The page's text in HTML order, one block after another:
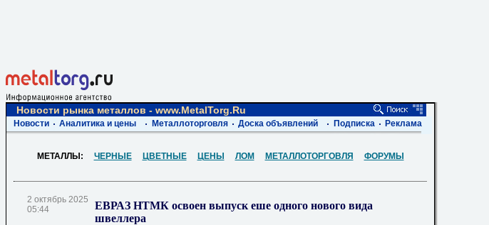
Новости рынка металлов - www.MetalTorg.Ru
Новости Аналитика и цены Металлоторговля Доска объявлений Подписка Реклама
МЕТАЛЛЫ: ЧЕРНЫЕ ЦВЕТНЫЕ ЦЕНЫ ЛОМ МЕТАЛЛОТОРГОВЛЯ ФОРУМЫ
2 октябрь 2025
05:44
ЕВРАЗ НТМК освоен выпуск еше одного нового вида
швеллера